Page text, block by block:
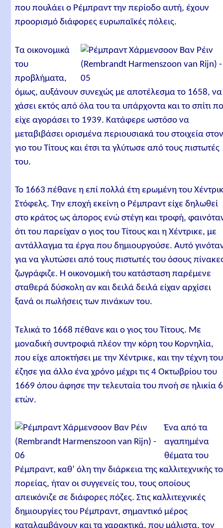
που πουλάει ο Ρέμπραντ την περίοδο αυτή, έχουν
προορισμό διάφορες ευρωπαϊκές πόλεις.
Τα οικονομικά
του
προβλήματα,
όμως, αυξάνουν συνεχώς με αποτέλεσμα το 1658, να
χάσει εκτός από όλα του τα υπάρχοντα και το σπίτι
είχε αγοράσει το 1939. Κατάφερε ωστόσο να
μεταβιβάσει ορισμένα περιουσιακά του στοιχεία
γιο του Τίτους και έτσι τα γλύτωσε από τους πιστωτές
του.
Το 1663 πέθανε η επί πολλά έτη ερωμένη του
Στόφελς. Την εποχή εκείνη ο Ρέμπραντ είχε δηλωθεί
στο κράτος ως άπορος ενώ στέγη και τροφή,
ότι του παρείχαν ο γιος του Τίτους και η Χέντρικε, με
αντάλλαγμα τα έργα που δημιουργούσε. Αυτό
για να γλυτώσει από τους πιστωτές του όσους
ζωγράφιζε. Η οικονομική του κατάσταση παρέμενε
σταθερά δύσκολη αν και δειλά δειλά είχαν αρχίσει
ξανά οι πωλήσεις των πινάκων του.
Τελικά το 1668 πέθανε και ο γιος του Τίτους. Με
μοναδική συντροφιά πλέον την κόρη του Κορνηλία,
που είχε αποκτήσει με την Χέντρικε, και την τέχνη του
έζησε για άλλο ένα χρόνο μέχρι τις 4 Οκτωβρίου του
1669 όπου άφησε την τελευταία του πνοή σε ηλικία
ετών.
Ένα από τα
αγαπημένα
θέματα του
Ρέμπραντ, καθ’ όλη την διάρκεια της καλλιτεχνικής
πορείας, ήταν οι συγγενείς του, τους οποίους
απεικόνιζε σε διάφορες πόζες. Στις καλλιτεχνικές
δημιουργίες του Ρέμπραντ, σημαντικό μέρος
καταλαμβάνουν και τα χαρακτικά, που μάλιστα, τον